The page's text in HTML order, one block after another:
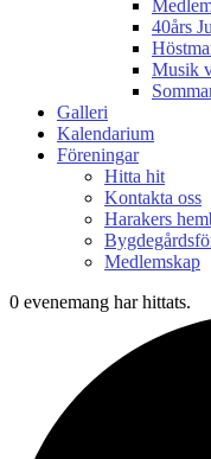
40års
Musik
Galleri
Kalendarium
Föreningar
Hitta hit
Kontakta oss
Harakers
Medlemskap
0 evenemang har hittats.